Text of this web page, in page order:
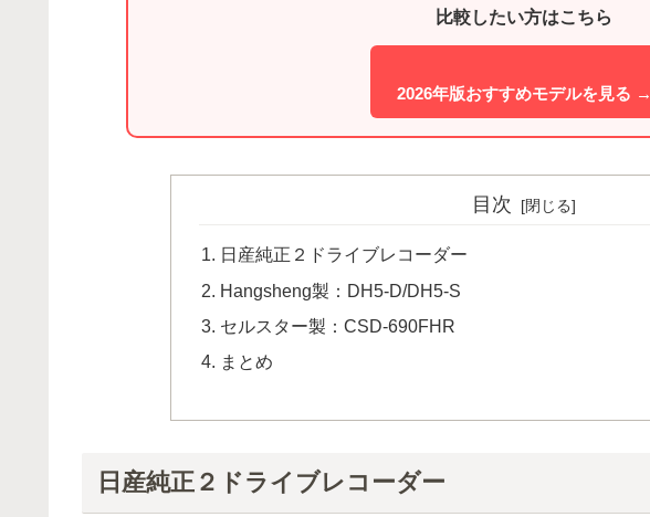
比較したい方はこちら
2026年版おすすめモデルを見る →
目次
日産純正２ドライブレコーダー
Hangsheng製：DH5-D/DH5-S
セルスター製：CSD-690FHR
まとめ
日産純正２ドライブレコーダー